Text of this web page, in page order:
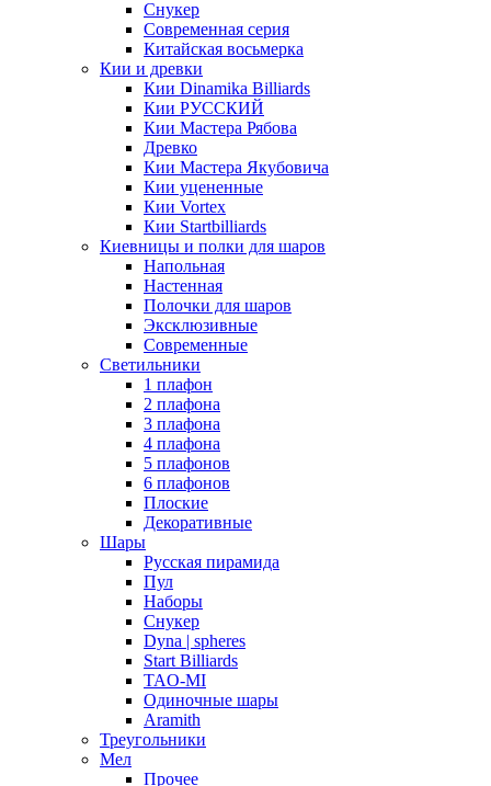
Снукер
Современная серия
Китайская восьмерка
Кии и древки
Кии Dinamika Billiards
Кии РУССКИЙ
Кии Мастера Рябова
Древко
Кии Мастера Якубовича
Кии уцененные
Кии Vortex
Кии Startbilliards
Киевницы и полки для шаров
Напольная
Настенная
Полочки для шаров
Эксклюзивные
Современные
Светильники
1 плафон
2 плафона
3 плафона
4 плафона
5 плафонов
6 плафонов
Плоские
Декоративные
Шары
Русская пирамида
Пул
Наборы
Снукер
Dyna | spheres
Start Billiards
TAO-MI
Одиночные шары
Aramith
Треугольники
Мел
Прочее